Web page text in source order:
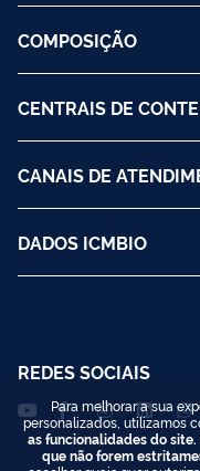
COMPOSIÇÃO
CENTRAIS DE
CANAIS DE
DADOS ICMBIO
REDES SOCIAIS
Para melhorar a sua
personalizados, utilizamos
as funcionalidades do
que não forem